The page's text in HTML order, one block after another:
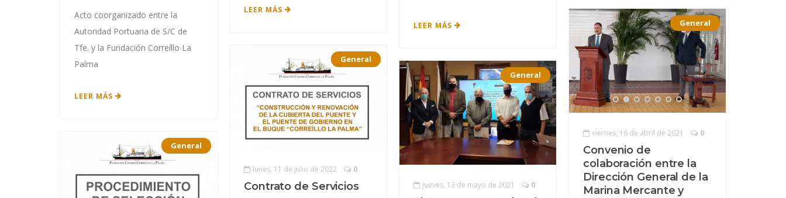
Acto coorganizado entre la
Autoridad Portuaria de S/C de
Tfe. y la Fundación Correíllo La
Palma
LEER MÁS
LEER MÁS
LEER MÁS General
viernes, 16 de abril de 2021 0
Convenio de
colaboración entre la
Dirección General de la
Marina Mercante y
General
lunes, 11 de julio de 2022 0
Contrato de Servicios
General
jueves, 13 de mayo de 2021 0
General